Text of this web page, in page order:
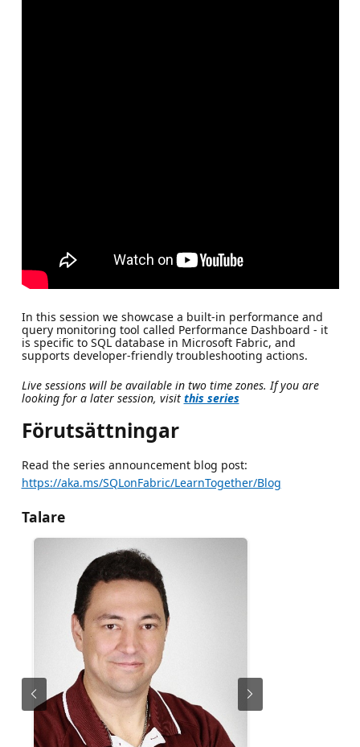
In this session we showcase a built-in performance and
query monitoring tool called Performance Dashboard - it
is specific to SQL database in Microsoft Fabric, and
supports developer-friendly troubleshooting actions.
Live sessions will be available in two time zones. If you are
looking for a later session, visit this series
Förutsättningar
Read the series announcement blog post:
https://aka.ms/SQLonFabric/LearnTogether/Blog
Talare